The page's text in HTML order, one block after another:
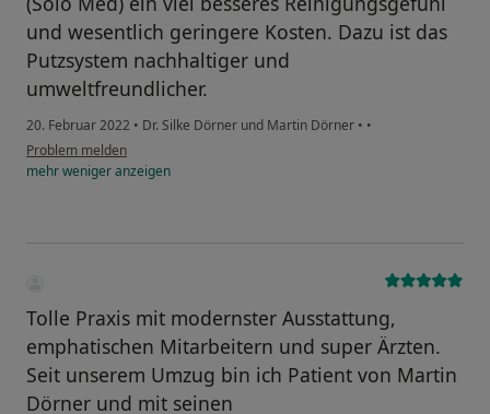
und wesentlich geringere Kosten. Dazu ist das
Putzsystem nachhaltiger und
umweltfreundlicher.
20. Februar 2022 • Dr. Silke Dörner und Martin Dörner • •
Problem melden
mehrwenigeranzeigen
Tolle Praxis mit modernster Ausstattung,
emphatischen Mitarbeitern und super Ärzten.
Seit unserem Umzug bin ich Patient von Martin
Dörner und mit seinen